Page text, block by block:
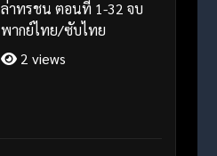
ล่าทรชน ตอนที่ 1-32 จบ
พากย์ไทย/ซับไทย
2 views